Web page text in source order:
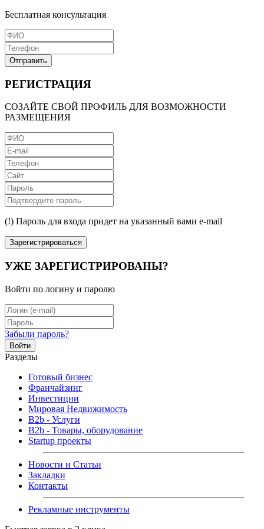
Бесплатная консультация
Отправить
РЕГИСТРАЦИЯ
СОЗАЙТЕ СВОЙ ПРОФИЛЬ ДЛЯ ВОЗМОЖНОСТИ
РАЗМЕЩЕНИЯ
(!) Пароль для входа придет на указанный вами e-mail
Зарегистрироваться
УЖЕ ЗАРЕГИСТРИРОВАНЫ?
Войти по логину и паролю
Забыли пароль?
Войти
Разделы
Готовый бизнес
Франчайзинг
Инвестиции
Мировая Недвижимость
B2b - Услуги
B2b - Товары, оборудование
Startup проекты
Новости и Статьи
Закладки
Контакты
Рекламные инструменты